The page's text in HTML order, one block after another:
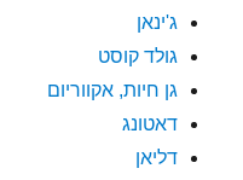
ג'ינאן
גולד קוסט
גן חיות, אקווריום
דאטונג
דליאן